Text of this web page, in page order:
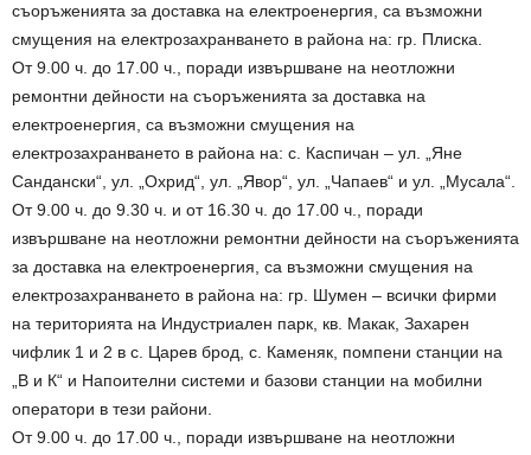
съоръженията за доставка на електроенергия, са възможни
смущения на електрозахранването в района на: гр. Плиска.
От 9.00 ч. до 17.00 ч., поради извършване на неотложни
ремонтни дейности на съоръженията за доставка на
електроенергия, са възможни смущения на
електрозахранването в района на: с. Каспичан – ул. „Яне
Сандански“, ул. „Охрид“, ул. „Явор“, ул. „Чапаев“ и ул. „Мусала“.
От 9.00 ч. до 9.30 ч. и от 16.30 ч. до 17.00 ч., поради
извършване на неотложни ремонтни дейности на съоръженията
за доставка на електроенергия, са възможни смущения на
електрозахранването в района на: гр. Шумен – всички фирми
на територията на Индустриален парк, кв. Макак, Захарен
чифлик 1 и 2 в с. Царев брод, с. Каменяк, помпени станции на
„В и К“ и Напоителни системи и базови станции на мобилни
оператори в тези райони.
От 9.00 ч. до 17.00 ч., поради извършване на неотложни